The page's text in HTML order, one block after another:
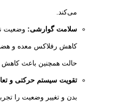
می‌کند.
سلامت گوارشی: وضعیت
کاهش رفلاکس معده و
حالت همچنین باعث کاهش
تقویت سیستم حرکتی و
بدن و تغییر وضعیت را